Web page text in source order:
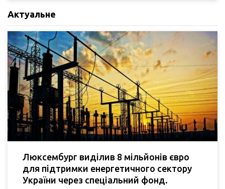
Актуальне
Люксембург виділив 8 мільйонів євро
для підтримки енергетичного сектору
України через спеціальний фонд.